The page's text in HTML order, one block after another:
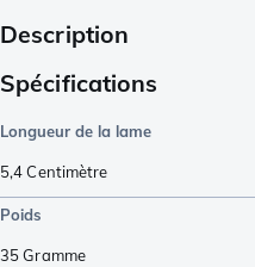
Description
Spécifications
Longueur de la lame
5,4Centimètre
Poids
35Gramme